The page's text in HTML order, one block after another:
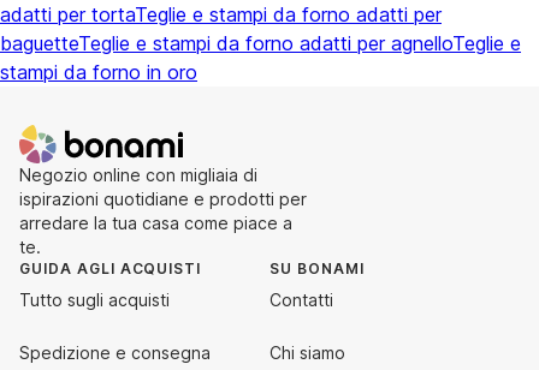
adatti per tortaTeglie e stampi da forno adatti per
baguetteTeglie e stampi da forno adatti per agnelloTeglie e
stampi da forno in oro
Negozio online con migliaia di
ispirazioni quotidiane e prodotti per
arredare la tua casa come piace a
te.
GUIDA AGLI ACQUISTI
Tutto sugli acquisti
Spedizione e consegna
SU BONAMI
Contatti
Chi siamo